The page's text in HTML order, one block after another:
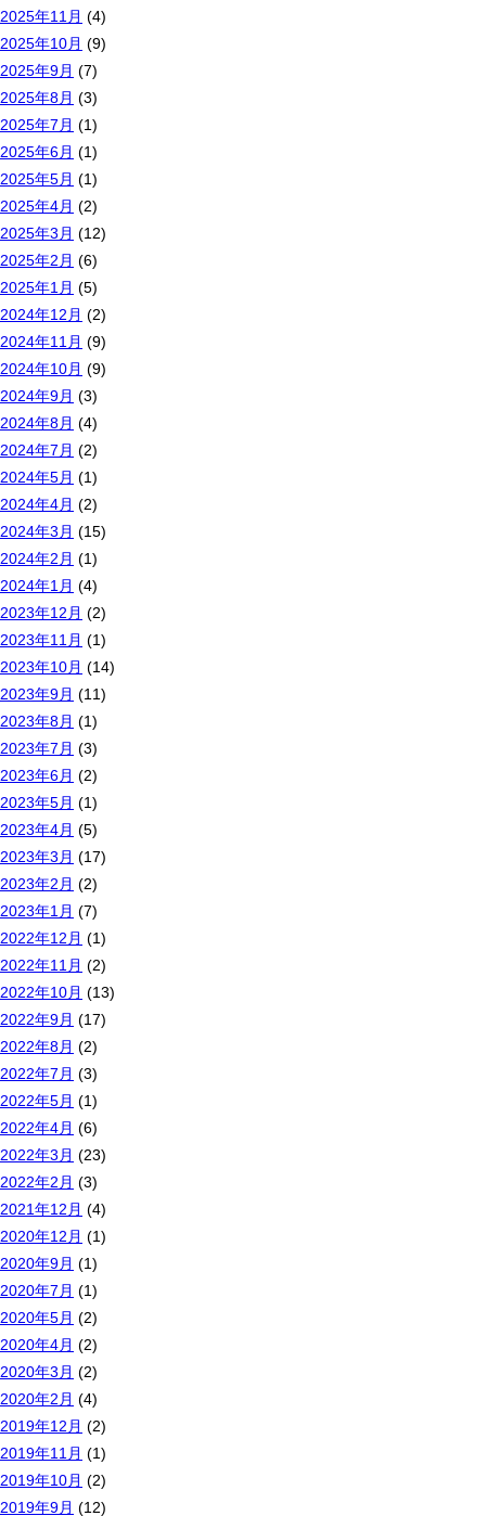
2025年11月 (4)
2025年10月 (9)
2025年9月 (7)
2025年8月 (3)
2025年7月 (1)
2025年6月 (1)
2025年5月 (1)
2025年4月 (2)
2025年3月 (12)
2025年2月 (6)
2025年1月 (5)
2024年12月 (2)
2024年11月 (9)
2024年10月 (9)
2024年9月 (3)
2024年8月 (4)
2024年7月 (2)
2024年5月 (1)
2024年4月 (2)
2024年3月 (15)
2024年2月 (1)
2024年1月 (4)
2023年12月 (2)
2023年11月 (1)
2023年10月 (14)
2023年9月 (11)
2023年8月 (1)
2023年7月 (3)
2023年6月 (2)
2023年5月 (1)
2023年4月 (5)
2023年3月 (17)
2023年2月 (2)
2023年1月 (7)
2022年12月 (1)
2022年11月 (2)
2022年10月 (13)
2022年9月 (17)
2022年8月 (2)
2022年7月 (3)
2022年5月 (1)
2022年4月 (6)
2022年3月 (23)
2022年2月 (3)
2021年12月 (4)
2020年12月 (1)
2020年9月 (1)
2020年7月 (1)
2020年5月 (2)
2020年4月 (2)
2020年3月 (2)
2020年2月 (4)
2019年12月 (2)
2019年11月 (1)
2019年10月 (2)
2019年9月 (12)